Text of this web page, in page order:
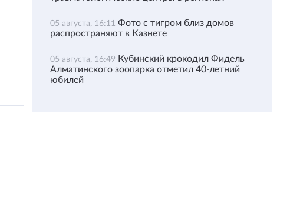
05 августа, 16:11 Фото с тигром близ домов
распространяют в Казнете
05 августа, 16:49 Кубинский крокодил Фидель
Алматинского зоопарка отметил 40-летний
юбилей